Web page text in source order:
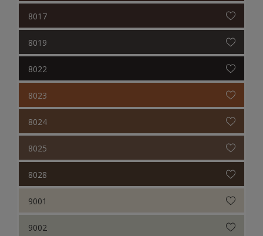
8017
8019
8022
8023
8024
8025
8028
9001
9002